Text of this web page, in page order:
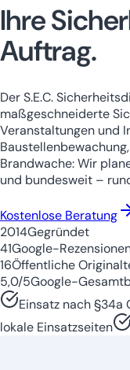
Ihre
Auftrag.
Der S.E.C.
maßgeschneiderte
Veranstaltungen und
Brandwache: Wir
und bundesweit –
Kostenlose Beratung
2014Gegründet
41Google-
16Öffentliche
5,0/5Google-
Einsatz nach §34a
lokale Einsatzseiten